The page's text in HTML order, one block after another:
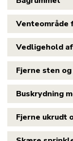
Venteområde
Vedligehold
Fjerne sten
Buskrydning
Fjerne ukrudt